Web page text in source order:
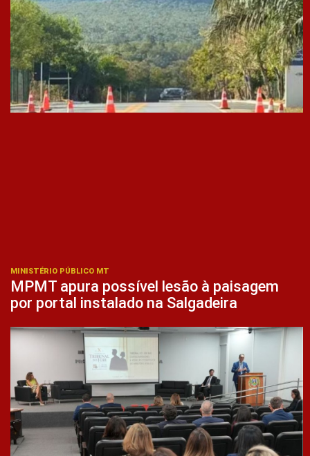
MINISTÉRIO PÚBLICO MT
MPMT apura possível lesão à paisagem
por portal instalado na Salgadeira